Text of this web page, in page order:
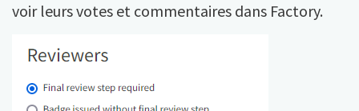
voir leurs votes et commentaires dans Factory.